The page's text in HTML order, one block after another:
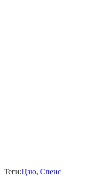
Теги:Цзю, Спенс